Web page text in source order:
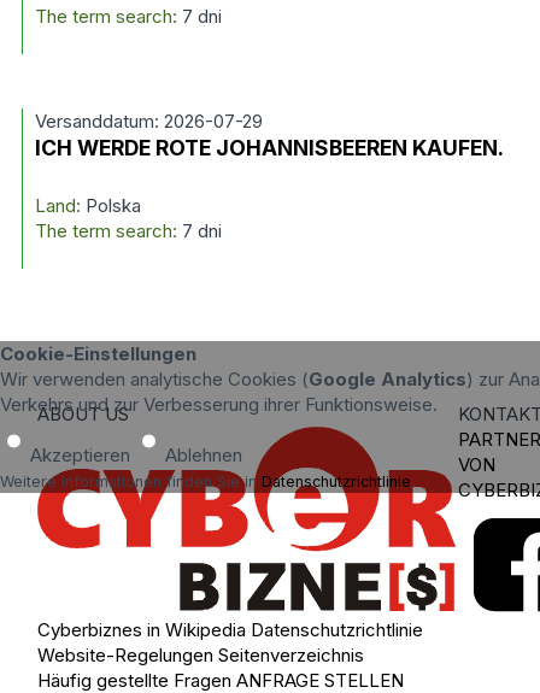
The term search: 7 dni
Versanddatum: 2026-07-29
ICH WERDE ROTE JOHANNISBEEREN KAUFEN.
Land: Polska
The term search: 7 dni
Cookie-Einstellungen
Wir verwenden analytische Cookies (Google Analytics) zur
Verkehrs und zur Verbesserung ihrer Funktionsweise.
Akzeptieren Ablehnen
Weitere Informationen finden Sie in Datenschutzrichtlinie.
ABOUT US
Cyberbiznes in Wikipedia Datenschutzrichtlinie
Website-Regelungen Seitenverzeichnis
Häufig gestellte Fragen ANFRAGE STELLEN
VON